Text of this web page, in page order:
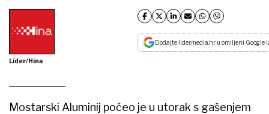
Lider/Hina
Dodajte lidermedia.hr u omiljeni Google
Mostarski Aluminij počeo je u utorak s gašenjem